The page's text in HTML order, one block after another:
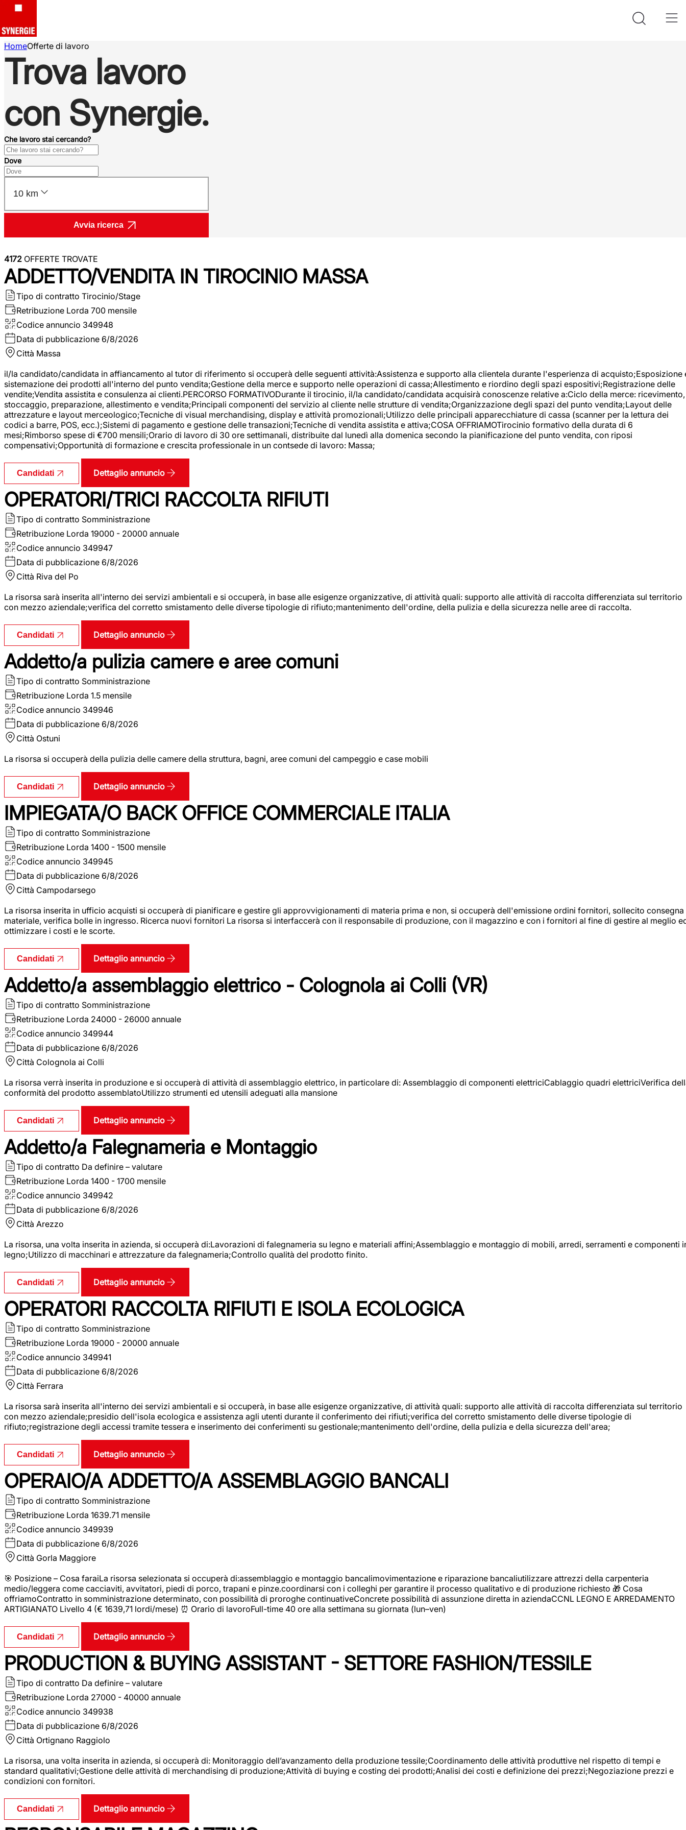
HomeOfferte di lavoro
Trova lavoro
con Synergie.
Che lavoro stai cercando?
Dove
10 km
Avvia ricerca
4172 OFFERTE TROVATE
ADDETTO/VENDITA IN TIROCINIO MASSA
Tipo di contratto Tirocinio/Stage
Retribuzione Lorda 700 mensile
Codice annuncio 349948
Data di pubblicazione 6/8/2026
Città Massa
il/la candidato/candidata in affiancamento al tutor di riferimento si occuperà delle seguenti attività:Assistenza e supporto alla clientela durante l'esperienza di acquisto;Esposizione
sistemazione dei prodotti all'interno del punto vendita;Gestione della merce e supporto nelle operazioni di cassa;Allestimento e riordino degli spazi espositivi;Registrazione delle
vendite;Vendita assistita e consulenza ai clienti.PERCORSO FORMATIVODurante il tirocinio, il/la candidato/candidata acquisirà conoscenze relative a:Ciclo della merce: ricevimento,
stoccaggio, preparazione, allestimento e vendita;Principali componenti del servizio al cliente nelle strutture di vendita;Organizzazione degli spazi del punto vendita;Layout delle
attrezzature e layout merceologico;Tecniche di visual merchandising, display e attività promozionali;Utilizzo delle principali apparecchiature di cassa (scanner per la lettura dei
codici a barre, POS, ecc.);Sistemi di pagamento e gestione delle transazioni;Tecniche di vendita assistita e attiva;COSA OFFRIAMOTirocinio formativo della durata di 6
mesi;Rimborso spese di €700 mensili;Orario di lavoro di 30 ore settimanali, distribuite dal lunedì alla domenica secondo la pianificazione del punto vendita, con riposi
compensativi;Opportunità di formazione e crescita professionale in un contsede di lavoro: Massa;
Candidati Dettaglio annuncio
OPERATORI/TRICI RACCOLTA RIFIUTI
Tipo di contratto Somministrazione
Retribuzione Lorda 19000 - 20000 annuale
Codice annuncio 349947
Data di pubblicazione 6/8/2026
Città Riva del Po
La risorsa sarà inserita all'interno dei servizi ambientali e si occuperà, in base alle esigenze organizzative, di attività quali: supporto alle attività di raccolta differenziata sul territorio
con mezzo aziendale;verifica del corretto smistamento delle diverse tipologie di rifiuto;mantenimento dell'ordine, della pulizia e della sicurezza nelle aree di raccolta.
Candidati Dettaglio annuncio
Addetto/a pulizia camere e aree comuni
Tipo di contratto Somministrazione
Retribuzione Lorda 1.5 mensile
Codice annuncio 349946
Data di pubblicazione 6/8/2026
Città Ostuni
La risorsa si occuperà della pulizia delle camere della struttura, bagni, aree comuni del campeggio e case mobili
Candidati Dettaglio annuncio
IMPIEGATA/O BACK OFFICE COMMERCIALE ITALIA
Tipo di contratto Somministrazione
Retribuzione Lorda 1400 - 1500 mensile
Codice annuncio 349945
Data di pubblicazione 6/8/2026
Città Campodarsego
La risorsa inserita in ufficio acquisti si occuperà di pianificare e gestire gli approvvigionamenti di materia prima e non, si occuperà dell'emissione ordini fornitori, sollecito consegna
materiale, verifica bolle in ingresso. Ricerca nuovi fornitori La risorsa si interfaccerà con il responsabile di produzione, con il magazzino e con i fornitori al fine di gestire al meglio
ottimizzare i costi e le scorte.
Candidati Dettaglio annuncio
Addetto/a assemblaggio elettrico - Colognola ai Colli (VR)
Tipo di contratto Somministrazione
Retribuzione Lorda 24000 - 26000 annuale
Codice annuncio 349944
Data di pubblicazione 6/8/2026
Città Colognola ai Colli
La risorsa verrà inserita in produzione e si occuperà di attività di assemblaggio elettrico, in particolare di: Assemblaggio di componenti elettriciCablaggio quadri elettriciVerifica
conformità del prodotto assemblatoUtilizzo strumenti ed utensili adeguati alla mansione
Candidati Dettaglio annuncio
Addetto/a Falegnameria e Montaggio
Tipo di contratto Da definire – valutare
Retribuzione Lorda 1400 - 1700 mensile
Codice annuncio 349942
Data di pubblicazione 6/8/2026
Città Arezzo
La risorsa, una volta inserita in azienda, si occuperà di:Lavorazioni di falegnameria su legno e materiali affini;Assemblaggio e montaggio di mobili, arredi, serramenti e componenti
legno;Utilizzo di macchinari e attrezzature da falegnameria;Controllo qualità del prodotto finito.
Candidati Dettaglio annuncio
OPERATORI RACCOLTA RIFIUTI E ISOLA ECOLOGICA
Tipo di contratto Somministrazione
Retribuzione Lorda 19000 - 20000 annuale
Codice annuncio 349941
Data di pubblicazione 6/8/2026
Città Ferrara
La risorsa sarà inserita all'interno dei servizi ambientali e si occuperà, in base alle esigenze organizzative, di attività quali: supporto alle attività di raccolta differenziata sul territorio
con mezzo aziendale;presidio dell'isola ecologica e assistenza agli utenti durante il conferimento dei rifiuti;verifica del corretto smistamento delle diverse tipologie di
rifiuto;registrazione degli accessi tramite tessera e inserimento dei conferimenti su gestionale;mantenimento dell'ordine, della pulizia e della sicurezza dell'area;
Candidati Dettaglio annuncio
OPERAIO/A ADDETTO/A ASSEMBLAGGIO BANCALI
Tipo di contratto Somministrazione
Retribuzione Lorda 1639.71 mensile
Codice annuncio 349939
Data di pubblicazione 6/8/2026
Città Gorla Maggiore
🎯 Posizione – Cosa faraiLa risorsa selezionata si occuperà di:assemblaggio e montaggio bancalimovimentazione e riparazione bancaliutilizzare attrezzi della carpenteria
medio/leggera come cacciaviti, avvitatori, piedi di porco, trapani e pinze.coordinarsi con i colleghi per garantire il processo qualitativo e di produzione richiesto 🎁 Cosa
offriamoContratto in somministrazione determinato, con possibilità di proroghe continuativeConcrete possibilità di assunzione diretta in aziendaCCNL LEGNO E ARREDAMENTO
ARTIGIANATO Livello 4 (€ 1639,71 lordi/mese) ⏰ Orario di lavoroFull-time 40 ore alla settimana su giornata (lun–ven)
Candidati Dettaglio annuncio
PRODUCTION & BUYING ASSISTANT - SETTORE FASHION/TESSILE
Tipo di contratto Da definire – valutare
Retribuzione Lorda 27000 - 40000 annuale
Codice annuncio 349938
Data di pubblicazione 6/8/2026
Città Ortignano Raggiolo
La risorsa, una volta inserita in azienda, si occuperà di: Monitoraggio dell’avanzamento della produzione tessile;Coordinamento delle attività produttive nel rispetto di tempi e
standard qualitativi;Gestione delle attività di merchandising di produzione;Attività di buying e costing dei prodotti;Analisi dei costi e definizione dei prezzi;Negoziazione prezzi e
condizioni con fornitori.
Candidati Dettaglio annuncio